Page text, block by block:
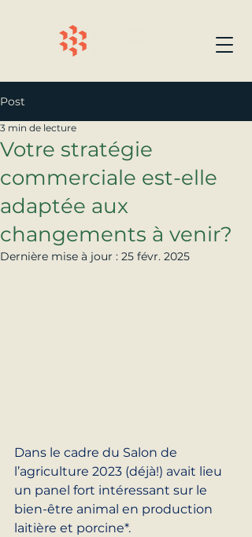
Post
Votre stratégie
commerciale est-elle
adaptée aux
changements à venir?
3 min de lecture
Dernière mise à jour : 25 févr. 2025
Dans le cadre du Salon de
l’agriculture 2023 (déjà!) avait lieu
un panel fort intéressant sur le
bien-être animal en production
laitière et porcine*.